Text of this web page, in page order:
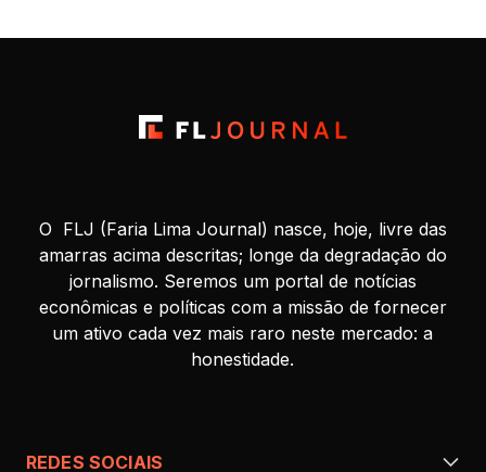
O FLJ (Faria Lima Journal) nasce, hoje, livre das
amarras acima descritas; longe da degradação do
jornalismo. Seremos um portal de notícias
econômicas e políticas com a missão de fornecer
um ativo cada vez mais raro neste mercado: a
honestidade.
REDES SOCIAIS